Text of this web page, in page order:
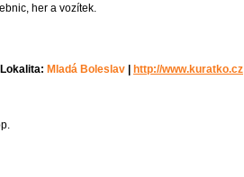
her a vozítek.
Lokalita: Mladá Boleslav http://www.kuratko.cz